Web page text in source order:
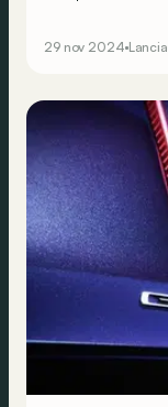
29 nov 2024 Lancia